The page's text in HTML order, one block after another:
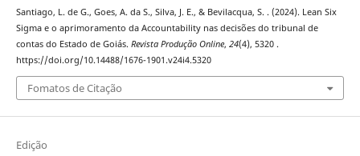
Santiago, L. de G., Goes, A. da S., Silva, J. E., & Bevilacqua, S. . (2024). Lean Six
Sigma e o aprimoramento da Accountability nas decisões do tribunal de
contas do Estado de Goiás. Revista Produção Online, 24(4), 5320 .
https://doi.org/10.14488/1676-1901.v24i4.5320
Fomatos de Citação
Edição